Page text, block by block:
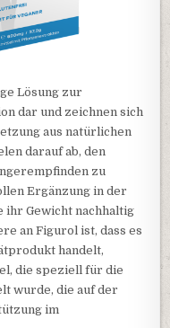
Lösung zur
dar und zeichnen sich
aus natürlichen
darauf ab, den
zu
Ergänzung in der
ihr Gewicht nachhaltig
an Figurol ist, dass es
handelt,
die speziell für die
wurde, die auf der
im